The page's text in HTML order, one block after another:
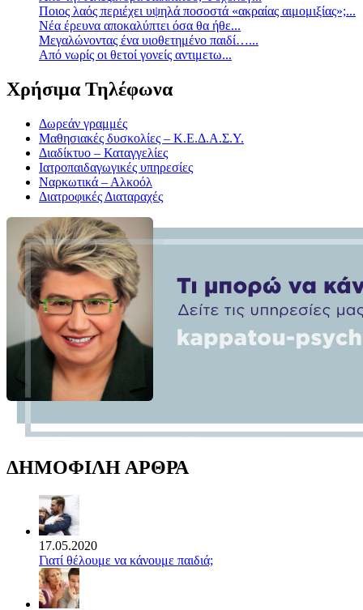
Ποιος λαός περιέχει υψηλά ποσοστά «ακραίας αιμομιξίας»;...
Νέα έρευνα αποκαλύπτει όσα θα ήθε...
Mεγαλώνοντας ένα υιοθετημένο παιδί…...
Aπό νωρίς οι θετοί γονείς αντιμετω...
Χρήσιμα Τηλέφωνα
Δωρεάν γραμμές
Μαθησιακές δυσκολίες – Κ.Ε.Δ.Α.Σ.Υ.
Διαδίκτυο – Καταγγελίες
Ιατροπαιδαγωγικές υπηρεσίες
Ναρκωτικά – Αλκοόλ
Διατροφικές Διαταραχές
ΔΗΜΟΦΙΛΗ ΑΡΘΡΑ
17.05.2020
Γιατί θέλουμε να κάνουμε παιδιά;